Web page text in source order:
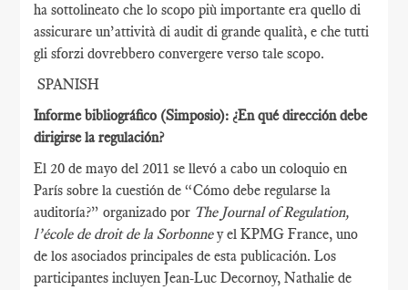
ha sottolineato che lo scopo più importante era quello di
assicurare un’attività di audit di grande qualità, e che tutti
gli sforzi dovrebbero convergere verso tale scopo.
SPANISH
Informe bibliográfico (Simposio): ¿En qué dirección debe
dirigirse la regulación?
El 20 de mayo del 2011 se llevó a cabo un coloquio en
París sobre la cuestión de “Cómo debe regularse la
auditoría?” organizado por The Journal of Regulation,
l’école de droit de la Sorbonney el KPMG France, uno
de los asociados principales de esta publicación. Los
participantes incluyen Jean-Luc Decornoy, Nathalie de